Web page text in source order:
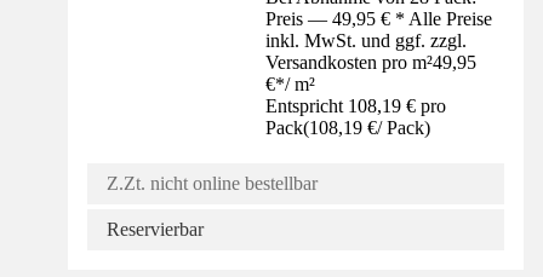
Preis — 49,95 € * Alle Preise
inkl. MwSt. und ggf. zzgl.
Versandkosten pro m²49,95
€*/ m²
Entspricht 108,19 € pro
Pack(108,19 €/ Pack)
Z.Zt. nicht online bestellbar
Reservierbar